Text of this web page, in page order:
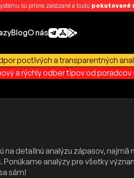
sú prísne zakázané a budú pokutované
BlogO nás
poctivých a transparentných
a rýchly odber tipov od poradcov
detailnú analýzu zápasov,
analýzy pre všetky
sám!